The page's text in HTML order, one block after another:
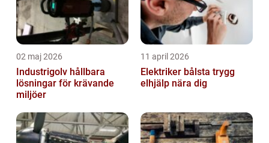
02 maj 2026
Industrigolv hållbara
lösningar för krävande
miljöer
11 april 2026
Elektriker bålsta trygg
elhjälp nära dig